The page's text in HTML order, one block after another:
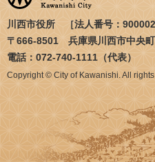
川西市役所 ［法人番号：
〒666-8501 兵庫県川西市中央
電話：072-740-1111（代表）
Copyright © City of Kawanishi. All rights